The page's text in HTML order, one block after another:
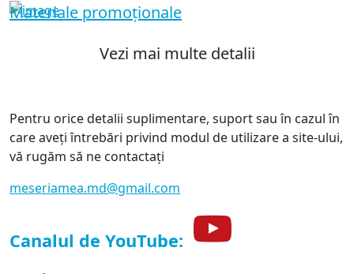
Materiale promoționale
Vezi mai multe detalii
Pentru orice detalii suplimentare, suport sau în cazul în
care aveți întrebări privind modul de utilizare a site-ului,
vă rugăm să ne contactați
meseriamea.md@gmail.com
Canalul de YouTube: